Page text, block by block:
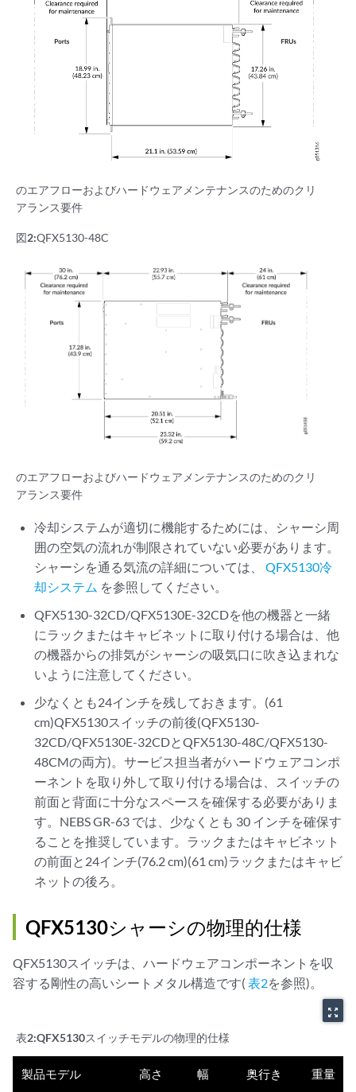
のエアフローおよびハードウェアメンテナンスのためのクリ
アランス要件
図2:QFX5130-48C
のエアフローおよびハードウェアメンテナンスのためのクリ
アランス要件
冷却システムが適切に機能するためには、シャーシ周
囲の空気の流れが制限されていない必要があります。
シャーシを通る気流の詳細については、QFX5130冷
却システム を参照してください。
QFX5130-32CD/QFX5130E-32CDを他の機器と一緒
にラックまたはキャビネットに取り付ける場合は、他
の機器からの排気がシャーシの吸気口に吹き込まれな
いように注意してください。
少なくとも24インチを残しておきます。(61
cm)QFX5130スイッチの前後(QFX5130-
32CD/QFX5130E-32CDとQFX5130-48C/QFX5130-
48CMの両方)。サービス担当者がハードウェアコンポ
ーネントを取り外して取り付ける場合は、スイッチの
前面と背面に十分なスペースを確保する必要がありま
す。NEBS GR-63 では、少なくとも 30 インチを確保す
ることを推奨しています。ラックまたはキャビネット
の前面と24インチ(76.2 cm)(61 cm)ラックまたはキャビ
ネットの後ろ。
QFX5130シャーシの物理的仕様
QFX5130スイッチは、ハードウェアコンポーネントを収
容する剛性の高いシートメタル構造です( 表2を参照)。
zoom_out_map
表2:QFX5130スイッチモデルの物理的仕様
製品モデル 高さ 幅 奥行き 重量